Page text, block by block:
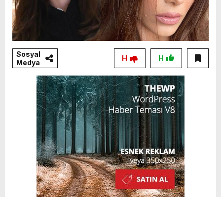
Sosyal
Medya
H
H